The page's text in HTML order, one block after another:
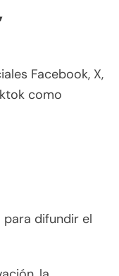
Facebook, X,
como
para difundir el